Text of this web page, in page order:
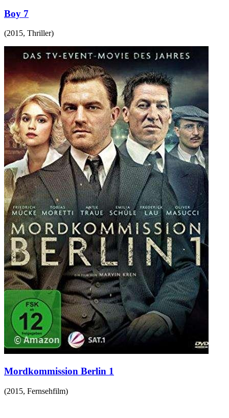
Boy 7
(2015, Thriller)
Mordkommission Berlin 1
(2015, Fernsehfilm)